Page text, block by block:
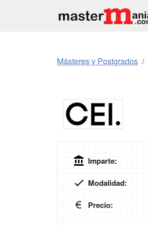
Másteres y Postgrados
Imparte:
Modalidad:
Precio: